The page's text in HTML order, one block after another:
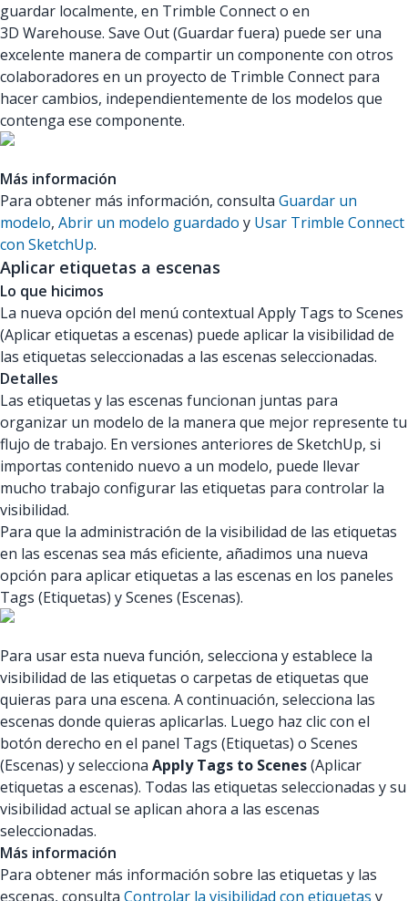
guardar localmente, en Trimble Connect o en
3D Warehouse. Save Out (Guardar fuera) puede ser una
excelente manera de compartir un componente con otros
colaboradores en un proyecto de Trimble Connect para
hacer cambios, independientemente de los modelos que
contenga ese componente.
Más información
Para obtener más información, consulta Guardar un
modelo, Abrir un modelo guardado y Usar Trimble Connect
con SketchUp.
Aplicar etiquetas a escenas
Lo que hicimos
La nueva opción del menú contextual Apply Tags to Scenes
(Aplicar etiquetas a escenas) puede aplicar la visibilidad de
las etiquetas seleccionadas a las escenas seleccionadas.
Detalles
Las etiquetas y las escenas funcionan juntas para
organizar un modelo de la manera que mejor represente tu
flujo de trabajo. En versiones anteriores de SketchUp, si
importas contenido nuevo a un modelo, puede llevar
mucho trabajo configurar las etiquetas para controlar la
visibilidad.
Para que la administración de la visibilidad de las etiquetas
en las escenas sea más eficiente, añadimos una nueva
opción para aplicar etiquetas a las escenas en los paneles
Tags (Etiquetas) y Scenes (Escenas).
Para usar esta nueva función, selecciona y establece la
visibilidad de las etiquetas o carpetas de etiquetas que
quieras para una escena. A continuación, selecciona las
escenas donde quieras aplicarlas. Luego haz clic con el
botón derecho en el panel Tags (Etiquetas) o Scenes
(Escenas) y selecciona Apply Tags to Scenes(Aplicar
etiquetas a escenas). Todas las etiquetas seleccionadas y su
visibilidad actual se aplican ahora a las escenas
seleccionadas.
Más información
Para obtener más información sobre las etiquetas y las
escenas, consulta Controlar la visibilidad con etiquetas y